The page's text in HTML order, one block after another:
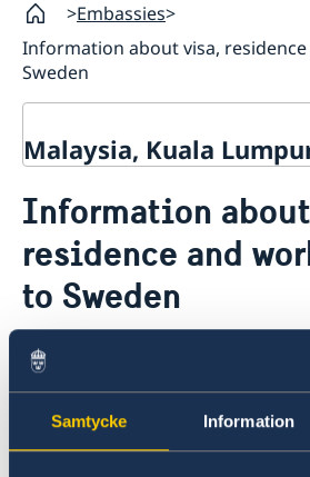
Samtycke Information
Embassies
Information about visa,
Sweden
Malaysia, Kuala
About us
Embassy Staff
Current
News
Information
residence and
to Sweden
Malaysian citizens do not
term visits to Sweden, i.e not
days.